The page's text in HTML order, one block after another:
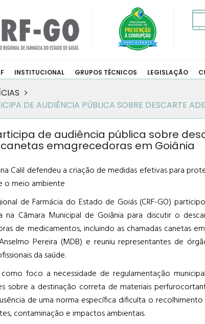
INSTITUCIONAL GRUPOS TÉCNICOS LEGISLAÇÃO
DE AUDIÊNCIA PÚBLICA SOBRE DESCARTE
de audiência pública sobre
emagrecedoras em Goiânia
Calil defendeu a criação de medidas efetivas para
o meio ambiente
de Farmácia do Estado de Goiás (CRF-GO)
na Câmara Municipal de Goiânia para discutir o
de medicamentos, incluindo as chamadas canetas
Pereira (MDB) e reuniu representantes de
da saúde.
foco a necessidade de regulamentação
sobre a destinação correta de materiais
de uma norma específica dificulta o
contaminação e impactos ambientais.